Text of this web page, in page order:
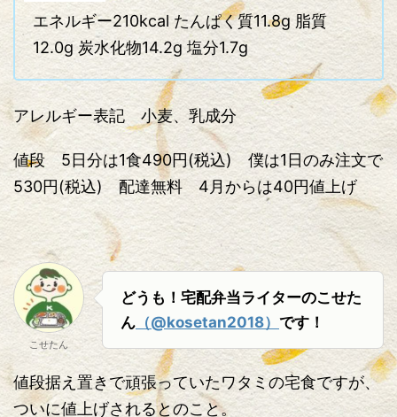
エネルギー210kcal たんぱく質11.8g 脂質
12.0g 炭水化物14.2g 塩分1.7g
アレルギー表記 小麦、乳成分
値段 5日分は1食490円(税込) 僕は1日のみ注文で
530円(税込) 配達無料 4月からは40円値上げ
こせたん
どうも！宅配弁当ライターのこせた
ん （@kosetan2018） です！
値段据え置きで頑張っていたワタミの宅食ですが、
ついに値上げされるとのこと。